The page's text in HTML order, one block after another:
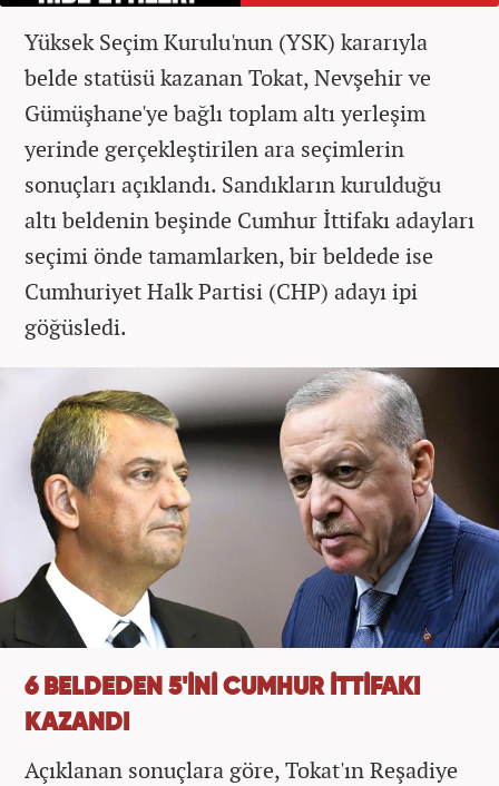
Yüksek Seçim Kurulu'nun (YSK) kararıyla
belde statüsü kazanan Tokat, Nevşehir ve
Gümüşhane'ye bağlı toplam altı yerleşim
yerinde gerçekleştirilen ara seçimlerin
sonuçları açıklandı. Sandıkların kurulduğu
altı beldenin beşinde Cumhur İttifakı adayları
seçimi önde tamamlarken, bir beldede ise
Cumhuriyet Halk Partisi (CHP) adayı ipi
göğüsledi.
6 BELDEDEN 5'İNİ CUMHUR İTTİFAKI
KAZANDI
Açıklanan sonuçlara göre, Tokat'ın Reşadiye